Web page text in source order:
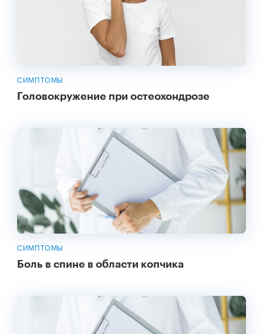
СИМПТОМЫ
Головокружение при остеохондрозе
СИМПТОМЫ
Боль в спине в области копчика